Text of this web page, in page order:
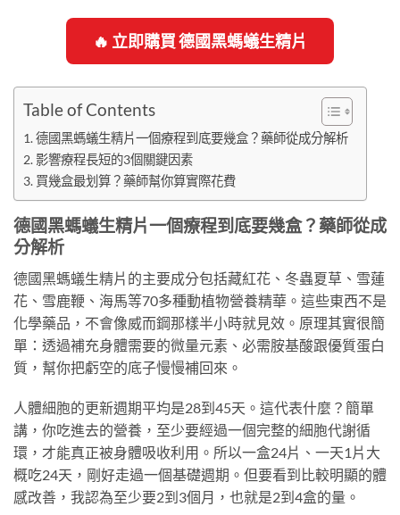
🔥 立即購買 德國黑螞蟻生精片
Table of Contents
德國黑螞蟻生精片一個療程到底要幾盒？藥師從成分解析
影響療程長短的3個關鍵因素
買幾盒最划算？藥師幫你算實際花費
德國黑螞蟻生精片一個療程到底要幾盒？藥師從成
分解析
德國黑螞蟻生精片的主要成分包括藏紅花、冬蟲夏草、雪蓮
花、雪鹿鞭、海馬等70多種動植物營養精華。這些東西不是
化學藥品，不會像威而鋼那樣半小時就見效。原理其實很簡
單：透過補充身體需要的微量元素、必需胺基酸跟優質蛋白
質，幫你把虧空的底子慢慢補回來。
人體細胞的更新週期平均是28到45天。這代表什麼？簡單
講，你吃進去的營養，至少要經過一個完整的細胞代謝循
環，才能真正被身體吸收利用。所以一盒24片、一天1片大
概吃24天，剛好走過一個基礎週期。但要看到比較明顯的體
感改善，我認為至少要2到3個月，也就是2到4盒的量。